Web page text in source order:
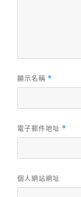
顯示名稱 *
電子郵件地址 *
個人網站網址